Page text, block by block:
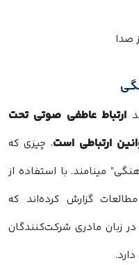
ارتباط عاطفی صوتی تحت
ارتباطی است، چیزی که
مینامند. با استفاده از
گزارش کرده‌اند که
زبان مادری شرکت‌کنندگان